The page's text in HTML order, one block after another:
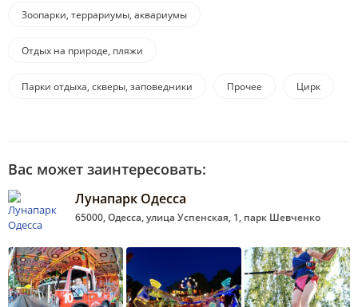
Зоопарки, террариумы, аквариумы
Отдых на природе, пляжи
Парки отдыха, скверы, заповедники Прочее Цирк
Вас может заинтересовать:
Лунапарк Одесса
65000, Одесса, улица Успенская, 1, парк Шевченко